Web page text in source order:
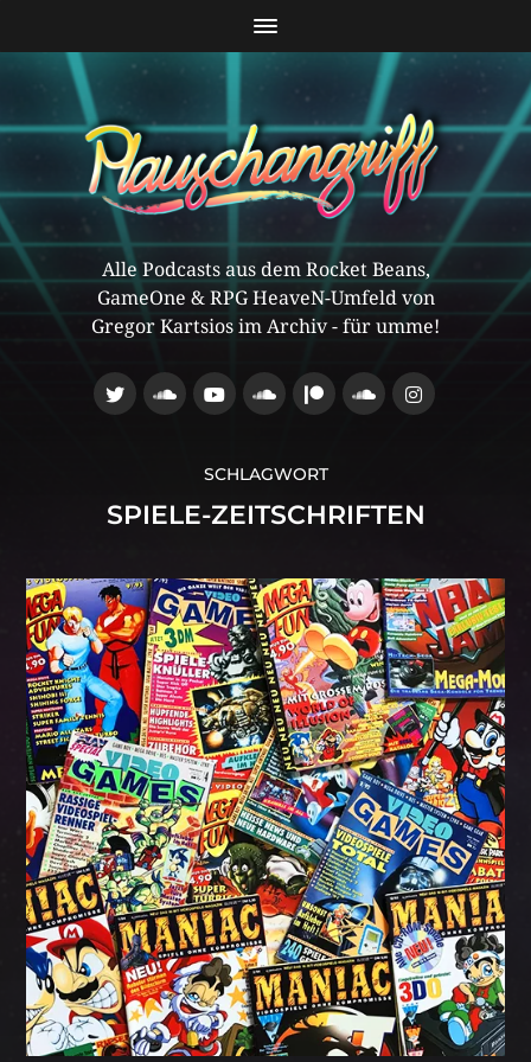
Alle Podcasts aus dem Rocket Beans,
GameOne & RPG HeaveN-Umfeld von
Gregor Kartsios im Archiv - für umme!
SCHLAGWORT
SPIELE-ZEITSCHRIFTEN